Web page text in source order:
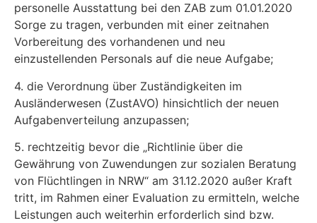
personelle Ausstattung bei den ZAB zum 01.01.2020
Sorge zu tragen, verbunden mit einer zeitnahen
Vorbereitung des vor­handenen und neu
einzustellenden Personals auf die neue Aufgabe;
4. die Verordnung über Zuständigkeiten im
Ausländerwesen (ZustAVO) hinsichtlich der neuen
Aufgabenverteilung anzupassen;
5. rechtzeitig bevor die „Richtlinie über die
Gewährung von Zuwendungen zur sozialen Be­ratung
von Flüchtlingen in NRW“ am 31.12.2020 außer Kraft
tritt, im Rahmen einer Eva­luation zu ermitteln, welche
Leistungen auch weiterhin erforderlich sind bzw.